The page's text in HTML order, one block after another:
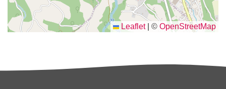
Leaflet © OpenStreetMap